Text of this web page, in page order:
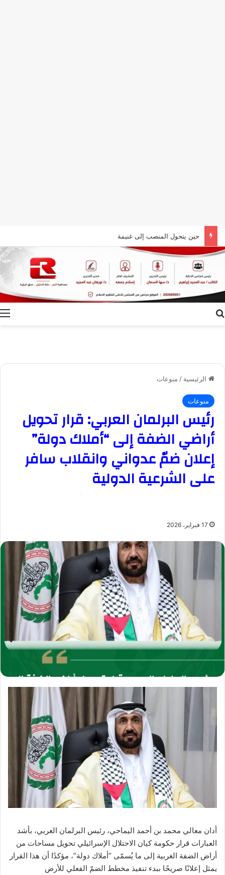
حين يتحول المنصب إلى غنيمة
الرئيسية / منوعات
منوعات
رئيس البرلمان العربي: قرار تحويل
أراضي الضفة إلى “أملاك دولة”
إعلان ضمّ عدواني وانقلاب سافر
على الشرعية الدولية
17 فبراير، 2026
أدان معالي محمد بن أحمد اليماحي، رئيس البرلمان العربي، بأشد
العبارات قرار حكومة كيان الاحتلال الإسرائيلي تحويل مساحات من
أراض الضفة الغربية إلى ما يُسمّى “أملاك دولة”، مؤكدًا أن هذا القرار
يمثل إعلانًا صريحًا ببدء تنفيذ مخطط الضمّ الفعلي للأرض